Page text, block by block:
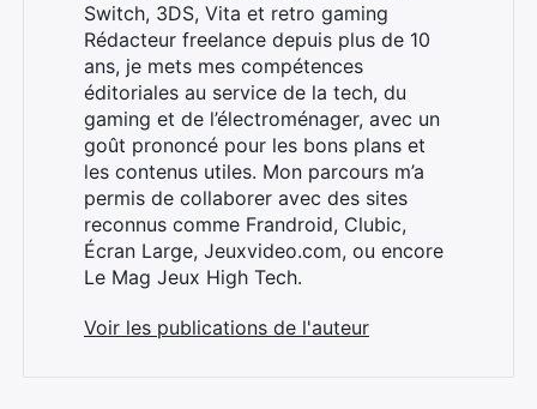
Switch, 3DS, Vita et retro gaming
Rédacteur freelance depuis plus de 10
ans, je mets mes compétences
éditoriales au service de la tech, du
gaming et de l’électroménager, avec un
goût prononcé pour les bons plans et
les contenus utiles. Mon parcours m’a
permis de collaborer avec des sites
reconnus comme Frandroid, Clubic,
Écran Large, Jeuxvideo.com, ou encore
Le Mag Jeux High Tech.
Voir les publications de l'auteur
Rechercher